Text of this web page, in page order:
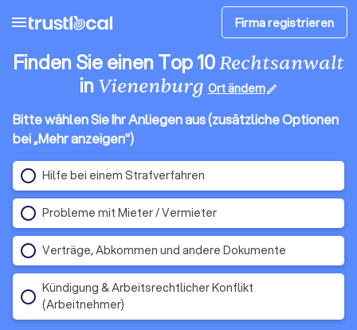
menu Firma registrieren
Finden Sie einen Top 10Rechtsanwalt
in Vienenburg Ort ändernedit
Bitte wählen Sie Ihr Anliegen aus (zusätzliche Optionen
bei „Mehr anzeigen")
Hilfe bei einem Strafverfahren
Probleme mit Mieter / Vermieter
Verträge, Abkommen und andere Dokumente
Kündigung & Arbeitsrechtlicher Konflikt
(Arbeitnehmer)